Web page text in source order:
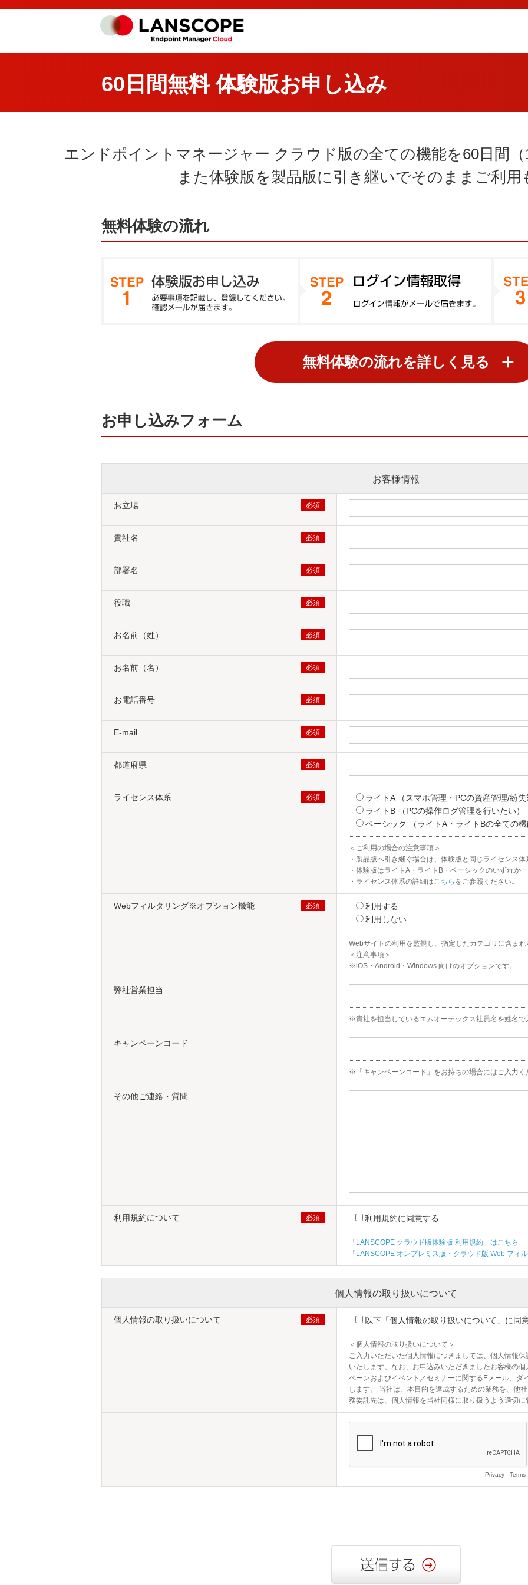
60日間無料 体験版お申し込み
エンドポイントマネージャー クラウド版の全ての機能を60日間（
また体験版を製品版に引き継いでそのままご利用
無料体験の流れ
STEP 1 体験版お申し込み
お申し込みフォームに必要事項を記載し、送信してください。お申し込み後、5営業日以内にログ
【管理対象デバイス】Windows、macOS、iOS/iPadOS、Androidに対応しています。
何台まで無料体験できますか？
体験版では最大10台まで管理可能です。
体験版で設定した環境は、製品版に引き継ぐことはできますか？
はい。体験版ご利用後に製品版をお申し込みいただく場合、体験版の環境をそのまま
体験版と同じライセンス体系でのお申込みが必要です。
体験版使用中に使い方を教えてもらえますか？
だく上でご不明点などを弊社サポートセンターに電話やメール、チャットでお問い合わ
ユーザー様向けサポートをご確認ください。
ログイン情報がメールで届きましたら、本文の内容に沿ってパスワードの設定を行い、管理コンソ
管理対象のデバイスで、管理用のエージェントをインストールします。
尚、iOS・macOS については、管理用エージェントのインストールの前に「MDM 証明書」の登録
各OS 毎のインストール手順は「初期設定ガイド」または「オンライントレーニング動画」よりご
お申し込みフォーム
お客様情報
お立場
貴社名
部署名
役職
お名前（姓）
お名前（名）
お電話番号
E-mail
都道府県
ライセンス体系
ライトA （スマホ管理・PCの資産管理/紛失
ライトB （PCの操作ログ管理を行いたい）
ベーシック （ライトA・ライトBの全ての機
＜ご利用の場合の注意事項＞
・製品版へ引き継ぐ場合は、体験版と同じライセンス体
・体験版はライトA・ライトB・ベーシックのいずれか
・ライセンス体系の詳細はこちら をご参照ください。
Webフィルタリング​※オプション機能
利用する
利用しない
Webサイトの利用を監視し、指定したカテゴリに含まれ
＜注意事項＞​
※iOS・Android・Windows 向けのオプションです。​
弊社営業担当
※貴社を担当しているエムオーテックス社員名を姓名で
キャンペーンコード
※「キャンペーンコード」をお持ちの場合にはご入力く
その他ご連絡・質問
利用規約について 利用規約に同意する
「LANSCOPE クラウド版体験版 利用規約」はこちら
「LANSCOPE オンプレミス版・クラウド版 Web フィ
個人情報の取り扱いについて
個人情報の取り扱いについて 以下「個人情報の取り扱いについて」に同
＜個人情報の取り扱いについて＞
ご入力いただいた個人情報につきましては、個人情報
いたします。なお、お申込みいただきましたお客様の
ペーンおよびイベント／セミナーに関するEメール、ダ
します。 当社は、本目的を達成するための業務を、他
務委託先は、個人情報を当社同様に取り扱うよう適切に
Privacy - Terms